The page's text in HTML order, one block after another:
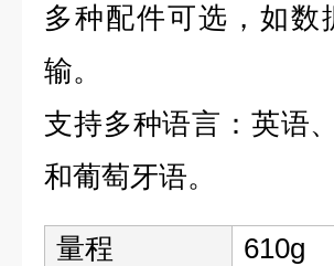
多种配件可选，如
输。
支持多种语言：英语
和葡萄牙语。
量程
610g